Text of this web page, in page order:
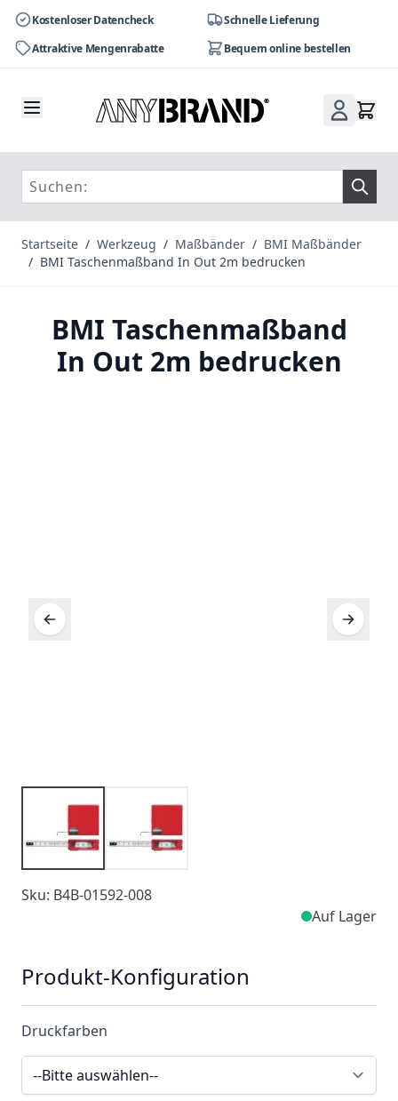
Kostenloser Datencheck
Schnelle Lieferung
Attraktive Mengenrabatte
Bequem online bestellen
Startseite / Werkzeug / Maßbänder / BMI Maßbänder
/ BMI Taschenmaßband In Out 2m bedrucken
BMI Taschenmaßband
In Out 2m bedrucken
Sku: B4B-01592-008
Auf Lager
Produkt-Konfiguration
Druckfarben